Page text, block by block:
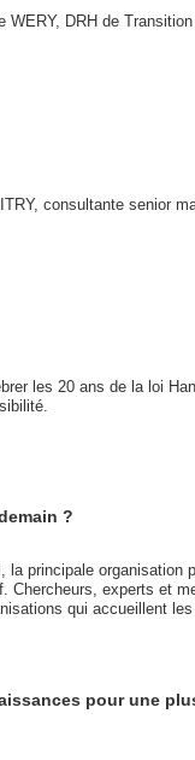
DRH de
consultante senior
les 20 ans de la loi
?
principale organisation
Chercheurs, experts et
qui accueillent
pour une